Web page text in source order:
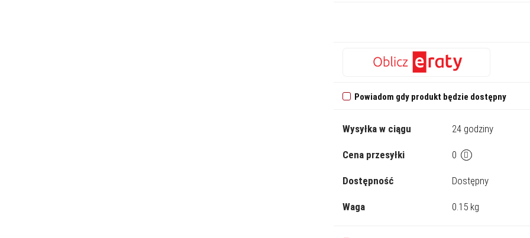
Powiadom gdy produkt będzie dostępny
Wysyłka w ciągu 24 godziny
Cena przesyłki 0
Dostępność Dostępny
Waga 0.15 kg